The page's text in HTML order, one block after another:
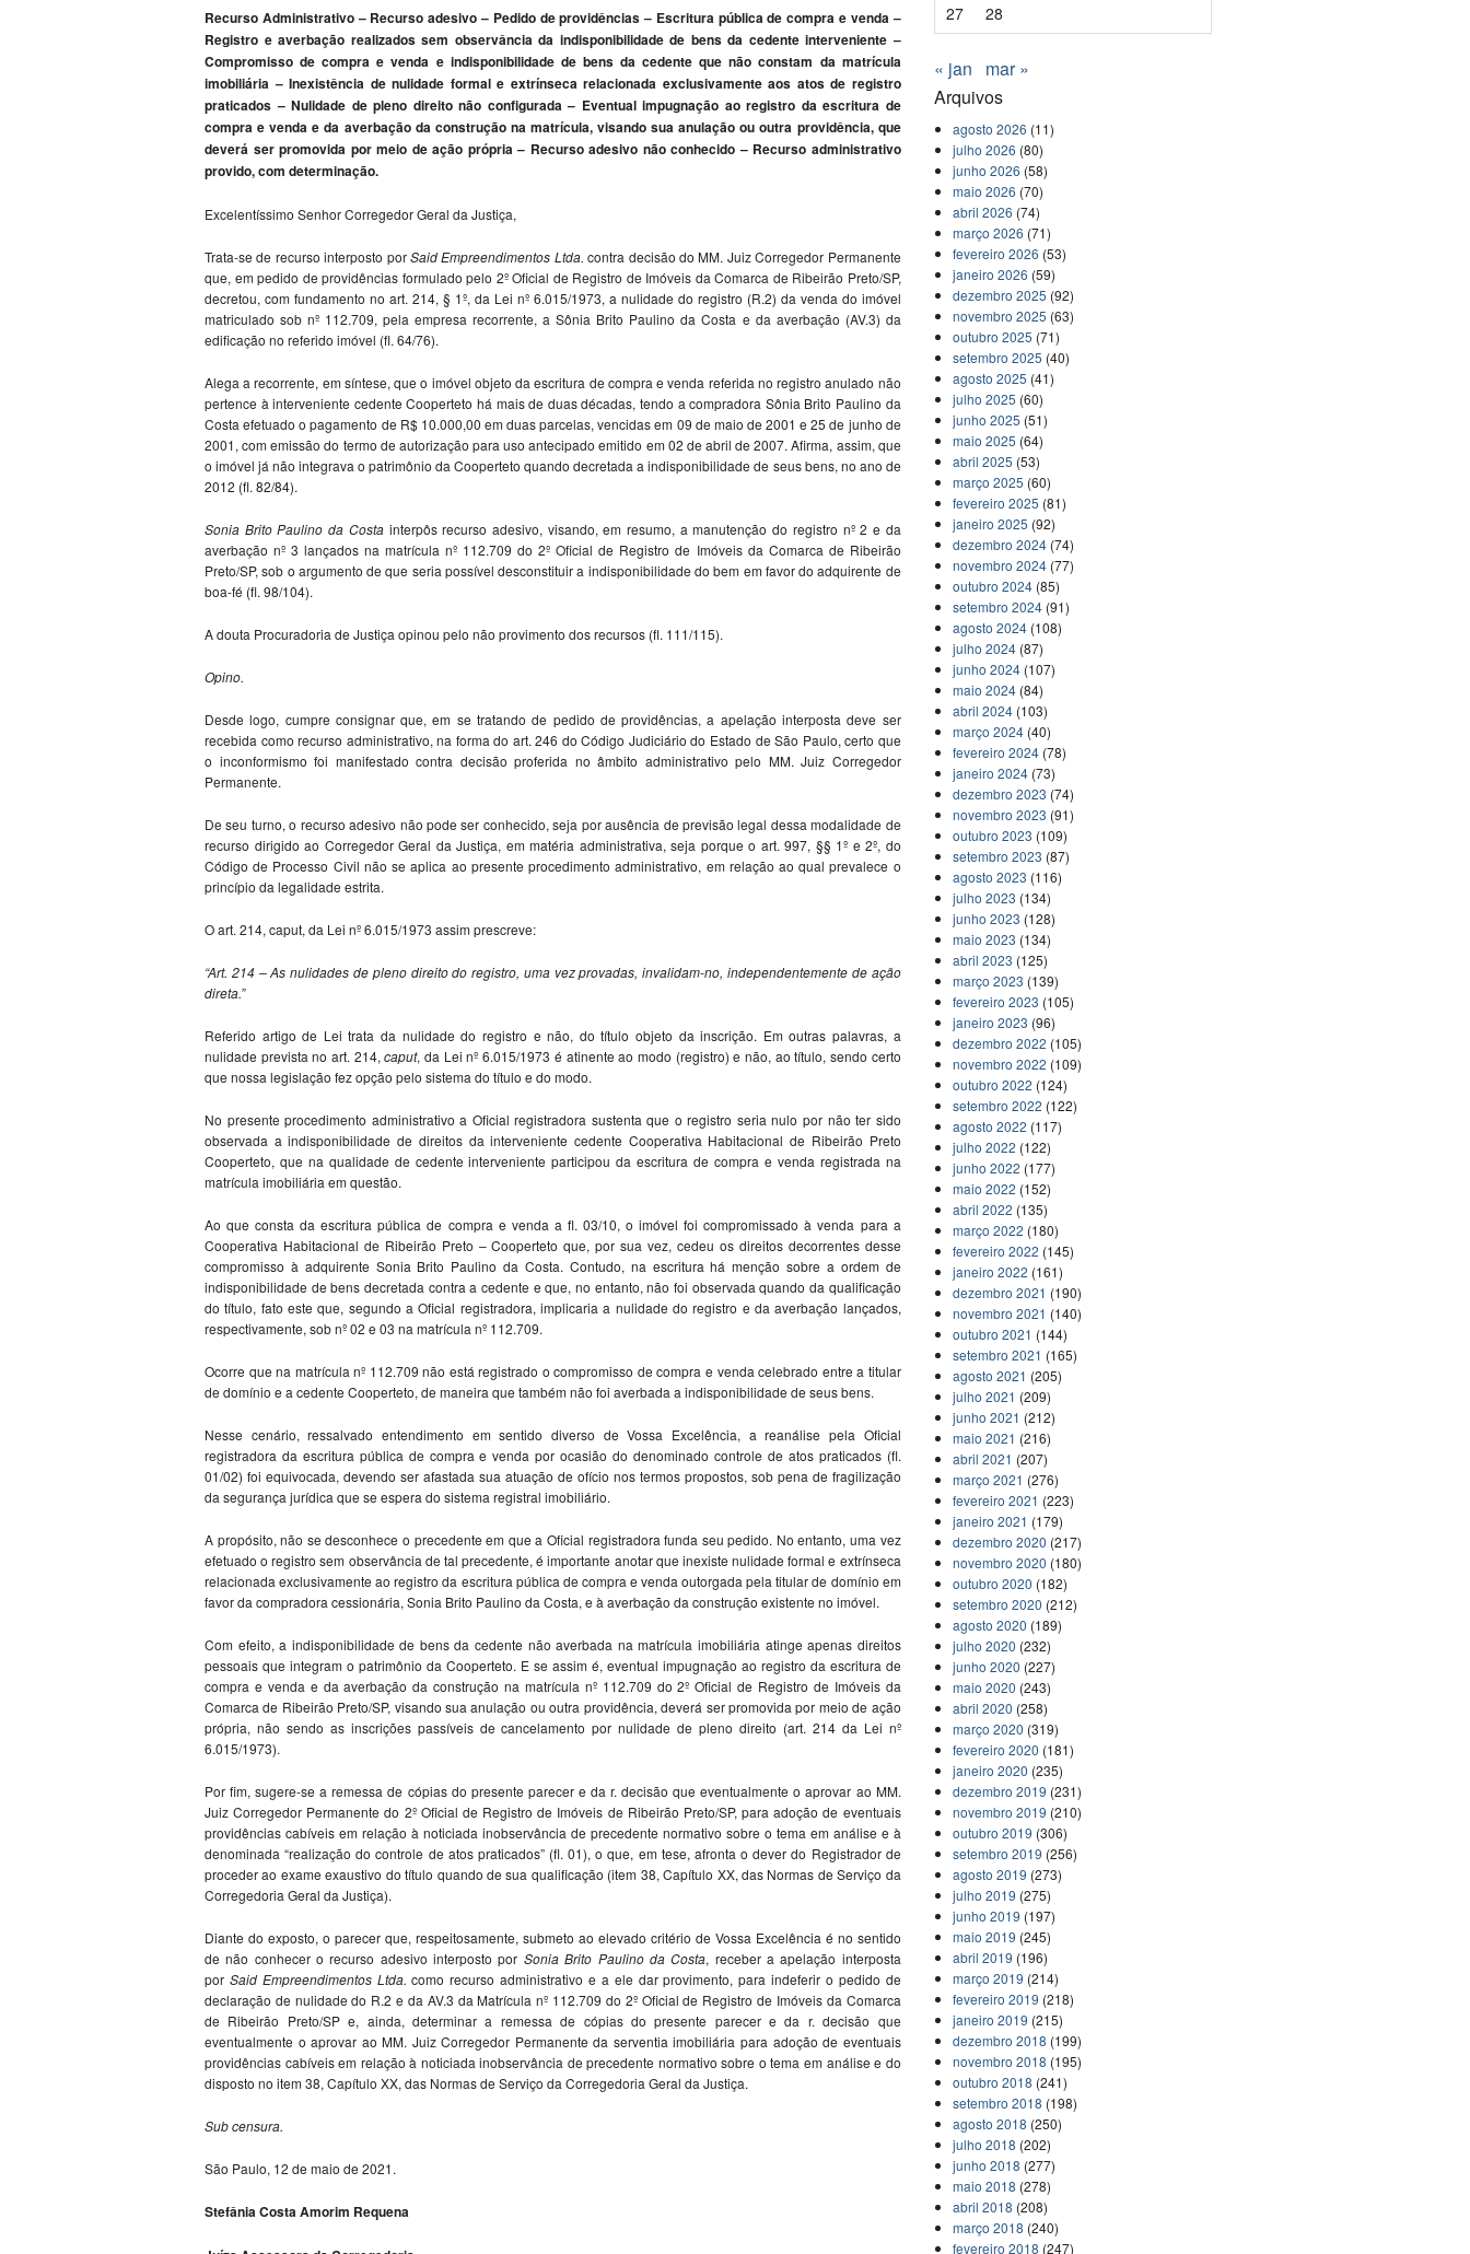
Recurso Administrativo – Recurso adesivo – Pedido de providências – Escritura pública de compra e venda –
Registro e averbação realizados sem observância da indisponibilidade de bens da cedente interveniente –
Compromisso de compra e venda e indisponibilidade de bens da cedente que não constam da matrícula
imobiliária – Inexistência de nulidade formal e extrínseca relacionada exclusivamente aos atos de registro
praticados – Nulidade de pleno direito não configurada – Eventual impugnação ao registro da escritura de
compra e venda e da averbação da construção na matrícula, visando sua anulação ou outra providência, que
deverá ser promovida por meio de ação própria – Recurso adesivo não conhecido – Recurso administrativo
provido, com determinação.
Excelentíssimo Senhor Corregedor Geral da Justiça,
Trata-se de recurso interposto porSaid Empreendimentos Ltda. contra decisão do MM. Juiz Corregedor Permanente
que, em pedido de providências formulado pelo 2º Oficial de Registro de Imóveis da Comarca de Ribeirão Preto/SP,
decretou, com fundamento no art. 214, § 1º, da Lei nº 6.015/1973, a nulidade do registro (R.2) da venda do imóvel
matriculado sob nº 112.709, pela empresa recorrente, a Sônia Brito Paulino da Costa e da averbação (AV.3) da
edificação no referido imóvel (fl. 64/76).
Alega a recorrente, em síntese, que o imóvel objeto da escritura de compra e venda referida no registro anulado não
pertence à interveniente cedente Cooperteto há mais de duas décadas, tendo a compradora Sônia Brito Paulino da
Costa efetuado o pagamento de R$ 10.000,00 em duas parcelas, vencidas em 09 de maio de 2001 e 25 de junho de
2001, com emissão do termo de autorização para uso antecipado emitido em 02 de abril de 2007. Afirma, assim, que
o imóvel já não integrava o patrimônio da Cooperteto quando decretada a indisponibilidade de seus bens, no ano de
2012 (fl. 82/84).
Sonia Brito Paulino da Costainterpôs recurso adesivo, visando, em resumo, a manutenção do registro nº 2 e da
averbação nº 3 lançados na matrícula nº 112.709 do 2º Oficial de Registro de Imóveis da Comarca de Ribeirão
Preto/SP, sob o argumento de que seria possível desconstituir a indisponibilidade do bem em favor do adquirente de
boa-fé (fl. 98/104).
A douta Procuradoria de Justiça opinou pelo não provimento dos recursos (fl. 111/115).
Opino.
Desde logo, cumpre consignar que, em se tratando de pedido de providências, a apelação interposta deve ser
recebida como recurso administrativo, na forma do art. 246 do Código Judiciário do Estado de São Paulo, certo que
o inconformismo foi manifestado contra decisão proferida no âmbito administrativo pelo MM. Juiz Corregedor
Permanente.
De seu turno, o recurso adesivo não pode ser conhecido, seja por ausência de previsão legal dessa modalidade de
recurso dirigido ao Corregedor Geral da Justiça, em matéria administrativa, seja porque o art. 997, §§ 1º e 2º, do
Código de Processo Civil não se aplica ao presente procedimento administrativo, em relação ao qual prevalece o
princípio da legalidade estrita.
O art. 214, caput, da Lei nº 6.015/1973 assim prescreve:
“Art. 214 – As nulidades de pleno direito do registro, uma vez provadas, invalidam-no, independentemente de ação
direta.”
Referido artigo de Lei trata da nulidade do registro e não, do título objeto da inscrição. Em outras palavras, a
nulidade prevista no art. 214,caput, da Lei nº 6.015/1973 é atinente ao modo (registro) e não, ao título, sendo certo
que nossa legislação fez opção pelo sistema do título e do modo.
No presente procedimento administrativo a Oficial registradora sustenta que o registro seria nulo por não ter sido
observada a indisponibilidade de direitos da interveniente cedente Cooperativa Habitacional de Ribeirão Preto
Cooperteto, que na qualidade de cedente interveniente participou da escritura de compra e venda registrada na
matrícula imobiliária em questão.
Ao que consta da escritura pública de compra e venda a fl. 03/10, o imóvel foi compromissado à venda para a
Cooperativa Habitacional de Ribeirão Preto – Cooperteto que, por sua vez, cedeu os direitos decorrentes desse
compromisso à adquirente Sonia Brito Paulino da Costa. Contudo, na escritura há menção sobre a ordem de
indisponibilidade de bens decretada contra a cedente e que, no entanto, não foi observada quando da qualificação
do título, fato este que, segundo a Oficial registradora, implicaria a nulidade do registro e da averbação lançados,
respectivamente, sob nº 02 e 03 na matrícula nº 112.709.
Ocorre que na matrícula nº 112.709 não está registrado o compromisso de compra e venda celebrado entre a titular
de domínio e a cedente Cooperteto, de maneira que também não foi averbada a indisponibilidade de seus bens.
Nesse cenário, ressalvado entendimento em sentido diverso de Vossa Excelência, a reanálise pela Oficial
registradora da escritura pública de compra e venda por ocasião do denominado controle de atos praticados (fl.
01/02) foi equivocada, devendo ser afastada sua atuação de ofício nos termos propostos, sob pena de fragilização
da segurança jurídica que se espera do sistema registral imobiliário.
A propósito, não se desconhece o precedente em que a Oficial registradora funda seu pedido. No entanto, uma vez
efetuado o registro sem observância de tal precedente, é importante anotar que inexiste nulidade formal e extrínseca
relacionada exclusivamente ao registro da escritura pública de compra e venda outorgada pela titular de domínio em
favor da compradora cessionária, Sonia Brito Paulino da Costa, e à averbação da construção existente no imóvel.
Com efeito, a indisponibilidade de bens da cedente não averbada na matrícula imobiliária atinge apenas direitos
pessoais que integram o patrimônio da Cooperteto. E se assim é, eventual impugnação ao registro da escritura de
compra e venda e da averbação da construção na matrícula nº 112.709 do 2º Oficial de Registro de Imóveis da
Comarca de Ribeirão Preto/SP, visando sua anulação ou outra providência, deverá ser promovida por meio de ação
própria, não sendo as inscrições passíveis de cancelamento por nulidade de pleno direito (art. 214 da Lei nº
6.015/1973).
Por fim, sugere-se a remessa de cópias do presente parecer e da r. decisão que eventualmente o aprovar ao MM.
Juiz Corregedor Permanente do 2º Oficial de Registro de Imóveis de Ribeirão Preto/SP, para adoção de eventuais
providências cabíveis em relação à noticiada inobservância de precedente normativo sobre o tema em análise e à
denominada “realização do controle de atos praticados” (fl. 01), o que, em tese, afronta o dever do Registrador de
proceder ao exame exaustivo do título quando de sua qualificação (item 38, Capítulo XX, das Normas de Serviço da
Corregedoria Geral da Justiça).
Diante do exposto, o parecer que, respeitosamente, submeto ao elevado critério de Vossa Excelência é no sentido
de não conhecer o recurso adesivo interposto por Sonia Brito Paulino da Costa, receber a apelação interposta
por Said Empreendimentos Ltda. como recurso administrativo e a ele dar provimento, para indeferir o pedido de
declaração de nulidade do R.2 e da AV.3 da Matrícula nº 112.709 do 2º Oficial de Registro de Imóveis da Comarca
de Ribeirão Preto/SP e, ainda, determinar a remessa de cópias do presente parecer e da r. decisão que
eventualmente o aprovar ao MM. Juiz Corregedor Permanente da serventia imobiliária para adoção de eventuais
providências cabíveis em relação à noticiada inobservância de precedente normativo sobre o tema em análise e do
disposto no item 38, Capítulo XX, das Normas de Serviço da Corregedoria Geral da Justiça.
Sub censura.
São Paulo, 12 de maio de 2021.
Stefânia Costa Amorim Requena
27
28
« jan
mar »
Arquivos
agosto 2026 (11)
julho 2026 (80)
junho 2026 (58)
maio 2026 (70)
abril 2026 (74)
março 2026 (71)
fevereiro 2026 (53)
janeiro 2026 (59)
dezembro 2025 (92)
novembro 2025 (63)
outubro 2025 (71)
setembro 2025 (40)
agosto 2025 (41)
julho 2025 (60)
junho 2025 (51)
maio 2025 (64)
abril 2025 (53)
março 2025 (60)
fevereiro 2025 (81)
janeiro 2025 (92)
dezembro 2024 (74)
novembro 2024 (77)
outubro 2024 (85)
setembro 2024 (91)
agosto 2024 (108)
julho 2024 (87)
junho 2024 (107)
maio 2024 (84)
abril 2024 (103)
março 2024 (40)
fevereiro 2024 (78)
janeiro 2024 (73)
dezembro 2023 (74)
novembro 2023 (91)
outubro 2023 (109)
setembro 2023 (87)
agosto 2023 (116)
julho 2023 (134)
junho 2023 (128)
maio 2023 (134)
abril 2023 (125)
março 2023 (139)
fevereiro 2023 (105)
janeiro 2023 (96)
dezembro 2022 (105)
novembro 2022 (109)
outubro 2022 (124)
setembro 2022 (122)
agosto 2022 (117)
julho 2022 (122)
junho 2022 (177)
maio 2022 (152)
abril 2022 (135)
março 2022 (180)
fevereiro 2022 (145)
janeiro 2022 (161)
dezembro 2021 (190)
novembro 2021 (140)
outubro 2021 (144)
setembro 2021 (165)
agosto 2021 (205)
julho 2021 (209)
junho 2021 (212)
maio 2021 (216)
abril 2021 (207)
março 2021 (276)
fevereiro 2021 (223)
janeiro 2021 (179)
dezembro 2020 (217)
novembro 2020 (180)
outubro 2020 (182)
setembro 2020 (212)
agosto 2020 (189)
julho 2020 (232)
junho 2020 (227)
maio 2020 (243)
abril 2020 (258)
março 2020 (319)
fevereiro 2020 (181)
janeiro 2020 (235)
dezembro 2019 (231)
novembro 2019 (210)
outubro 2019 (306)
setembro 2019 (256)
agosto 2019 (273)
julho 2019 (275)
junho 2019 (197)
maio 2019 (245)
abril 2019 (196)
março 2019 (214)
fevereiro 2019 (218)
janeiro 2019 (215)
dezembro 2018 (199)
novembro 2018 (195)
outubro 2018 (241)
setembro 2018 (198)
agosto 2018 (250)
julho 2018 (202)
junho 2018 (277)
maio 2018 (278)
abril 2018 (208)
março 2018 (240)
fevereiro 2018 (247)